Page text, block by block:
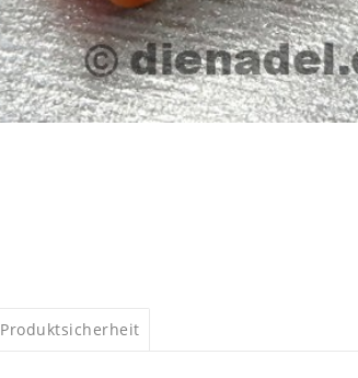
Produktsicherheit